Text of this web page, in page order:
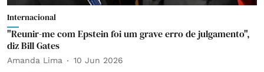
Internacional
"Reunir-me com Epstein foi um grave erro de julgamento",
diz Bill Gates
Amanda Lima 10 Jun 2026